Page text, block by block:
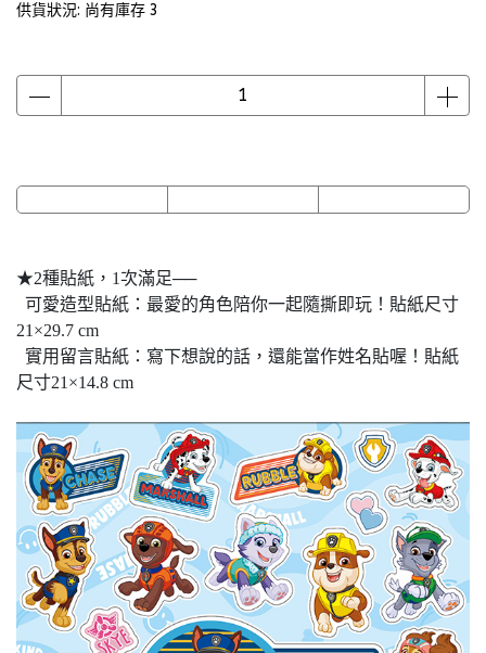
供貨狀況: 尚有庫存 3
★2種貼紙，1次滿足──
可愛造型貼紙：最愛的角色陪你一起隨撕即玩！貼紙尺寸
21×29.7 cm
實用留言貼紙：寫下想說的話，還能當作姓名貼喔！貼紙
尺寸21×14.8 cm